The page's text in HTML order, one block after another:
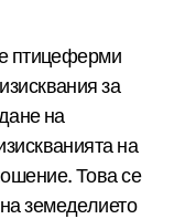
птицеферми
за
на
на
Това се
земеделието